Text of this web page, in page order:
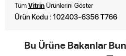
TümVitrin Ürünlerini Göster
Ürün Kodu : 102403-6356 T766
Bu Ürüne Bakanlar